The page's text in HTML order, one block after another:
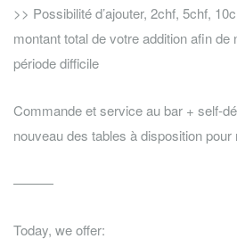
>> Possibilité d’ajouter, 2chf, 5chf,
montant total de votre addition afin de
période difficile
Commande et service au bar + self-
nouveau des tables à disposition
———
Today, we offer: